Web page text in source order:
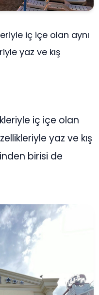
iç içe olan aynı
yaz ve kış
iç içe olan
yaz ve kış
birisi de